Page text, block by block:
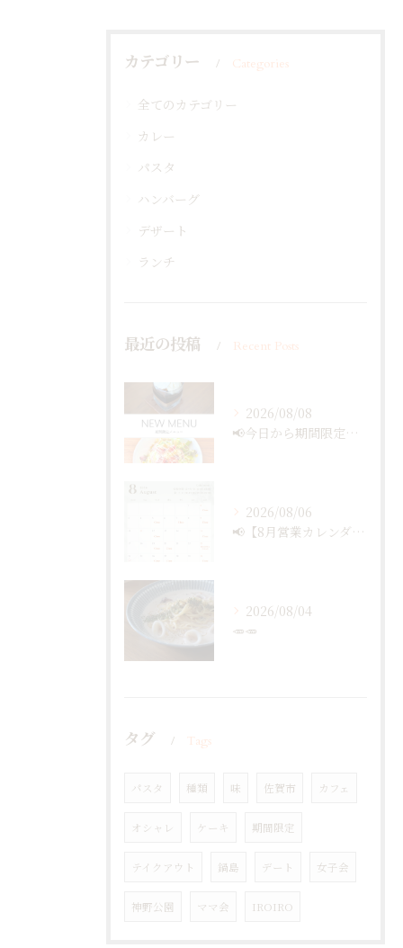
カテゴリー Categories
全てのカテゴリー
カレー
パスタ
ハンバーグ
デザート
ランチ
最近の投稿 Recent Posts
2026/08/08
📢今日から期間限定メニュー✨
2026/08/06
📢【8月営業カレンダー最新版のお知らせ】📅
2026/08/04
🥕🥕
タグ Tags
パスタ 種類 味 佐賀市 カフェ
オシャレ ケーキ 期間限定
テイクアウト 鍋島 デート 女子会
神野公園 ママ会 IROIRO